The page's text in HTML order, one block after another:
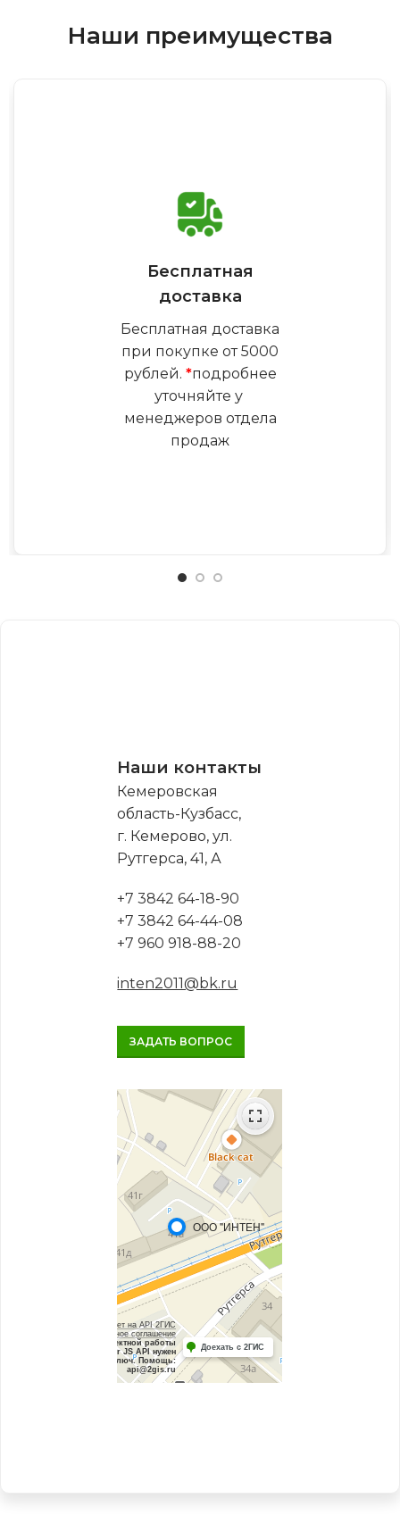
Наши преимущества
Бесплатная
доставка
Бесплатная доставка
при покупке от 5000
рублей. *подробнее
уточняйте у
менеджеров отдела
продаж
Наши контакты
Кемеровская
область-Кузбасс,
г. Кемерово, ул.
Рутгерса, 41, А
+7 3842 64-18-90
+7 3842 64-44-08
+7 960 918-88-20
inten2011@bk.ru
ЗАДАТЬ ВОПРОС